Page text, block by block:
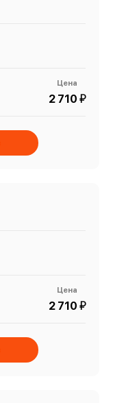
Цена
2 710 й
Цена
2 710 й